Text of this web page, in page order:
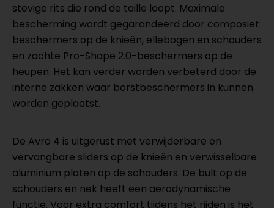
stevige rits die rond de taille loopt. Maximale
bescherming wordt gegarandeerd door composiet
beschermers op de knieën, ellebogen en schouders
en zachte Pro-Shape 2.0-beschermers op de
heupen. Het kan verder worden verbeterd door de
interne zakken waar borstbeschermers in kunnen
worden geplaatst.
De Avro 4 is uitgerust met verwijderbare en
vervangbare sliders op de knieën en verwisselbare
aluminium platen op de schouders. De bult op de
schouders en nek heeft een aerodynamische
functie. Voor extra comfort tijdens het rijden is het